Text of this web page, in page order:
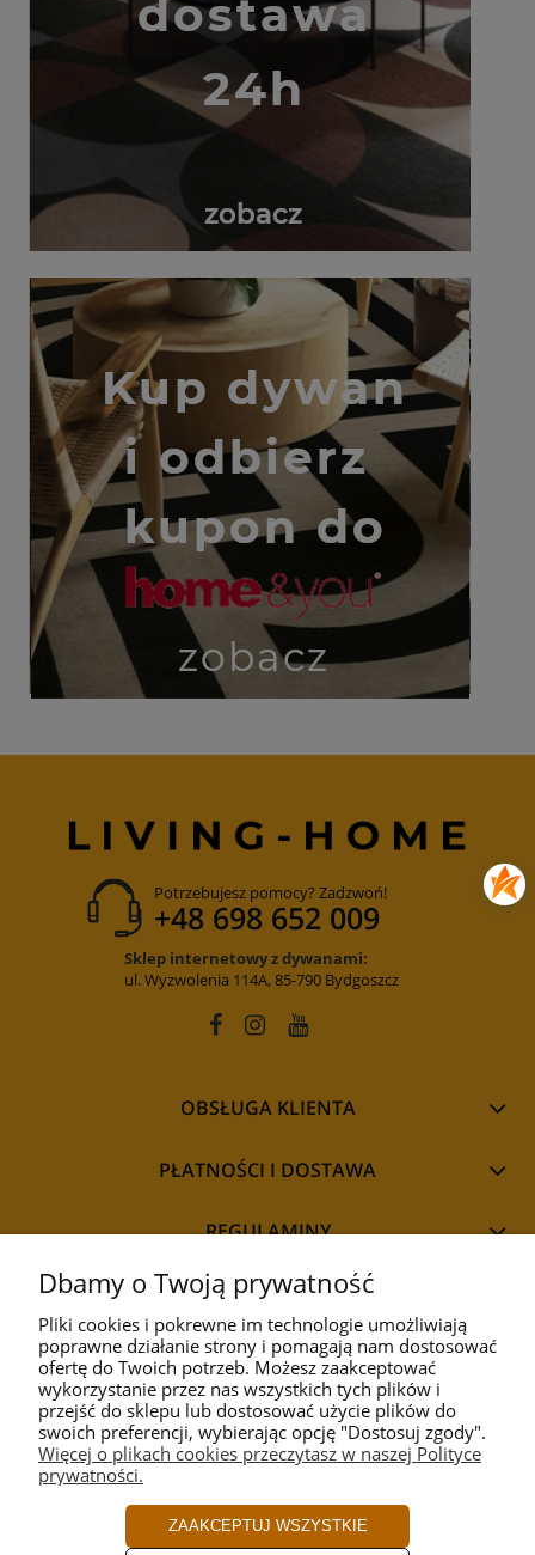
Potrzebujesz pomocy? Zadzwoń!
+48 698 652 009
Sklep internetowy z dywanami:
ul. Wyzwolenia 114A, 85-790 Bydgoszcz
OBSŁUGA KLIENTA
PŁATNOŚCI I DOSTAWA
REGULAMINY
STYL
PRZEZNACZENIE
PRODUCENCI
Dbamy o Twoją prywatność
Pliki cookies i pokrewne im technologie umożliwiają
poprawne działanie strony i pomagają nam dostosować
ofertę do Twoich potrzeb. Możesz zaakceptować
wykorzystanie przez nas wszystkich tych plików i
przejść do sklepu lub dostosować użycie plików do
swoich preferencji, wybierając opcję "Dostosuj zgody".
Więcej o plikach cookies przeczytasz w naszej Polityce
prywatności.
ZAAKCEPTUJ WSZYSTKIE